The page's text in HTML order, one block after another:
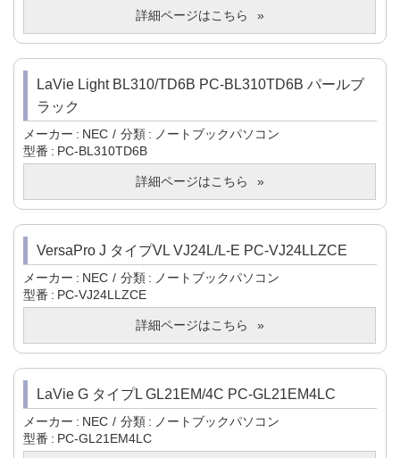
詳細ページはこちら
LaVie Light BL310/TD6B PC-BL310TD6B パールブ
ラック
メーカー NEC 分類
ノートブックパソコン
型番
PC-BL310TD6B
詳細ページはこちら
VersaPro J タイプVL VJ24L/L-E PC-VJ24LLZCE
メーカー NEC 分類
ノートブックパソコン
型番
PC-VJ24LLZCE
詳細ページはこちら
LaVie G タイプL GL21EM/4C PC-GL21EM4LC
メーカー NEC 分類
ノートブックパソコン
型番
PC-GL21EM4LC